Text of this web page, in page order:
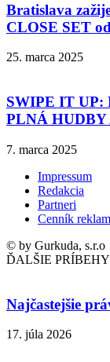
Bratislava
CLOSE SET
25. marca 2025
SWIPE IT
PLNÁ HUDBY
7. marca 2025
Impressum
Redakcia
Partneri
Cenník
© by Gurkuda, s.r.o
ĎALŠIE PRÍBEHY
Najčastejšie
17. júla 2026